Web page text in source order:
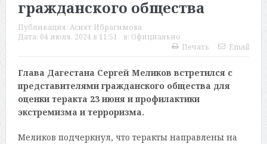
гражданского общества
Публикация: Асият Ибрагимова
Дата: 04 июля, 2024 в 11:51 в: Официально
Печать
Email
Глава Дагестана Сергей Меликов встретился с
представителями гражданского общества для
оценки теракта 23 июня и профилактики
экстремизма и терроризма.
Меликов подчеркнул, что теракты направлены на